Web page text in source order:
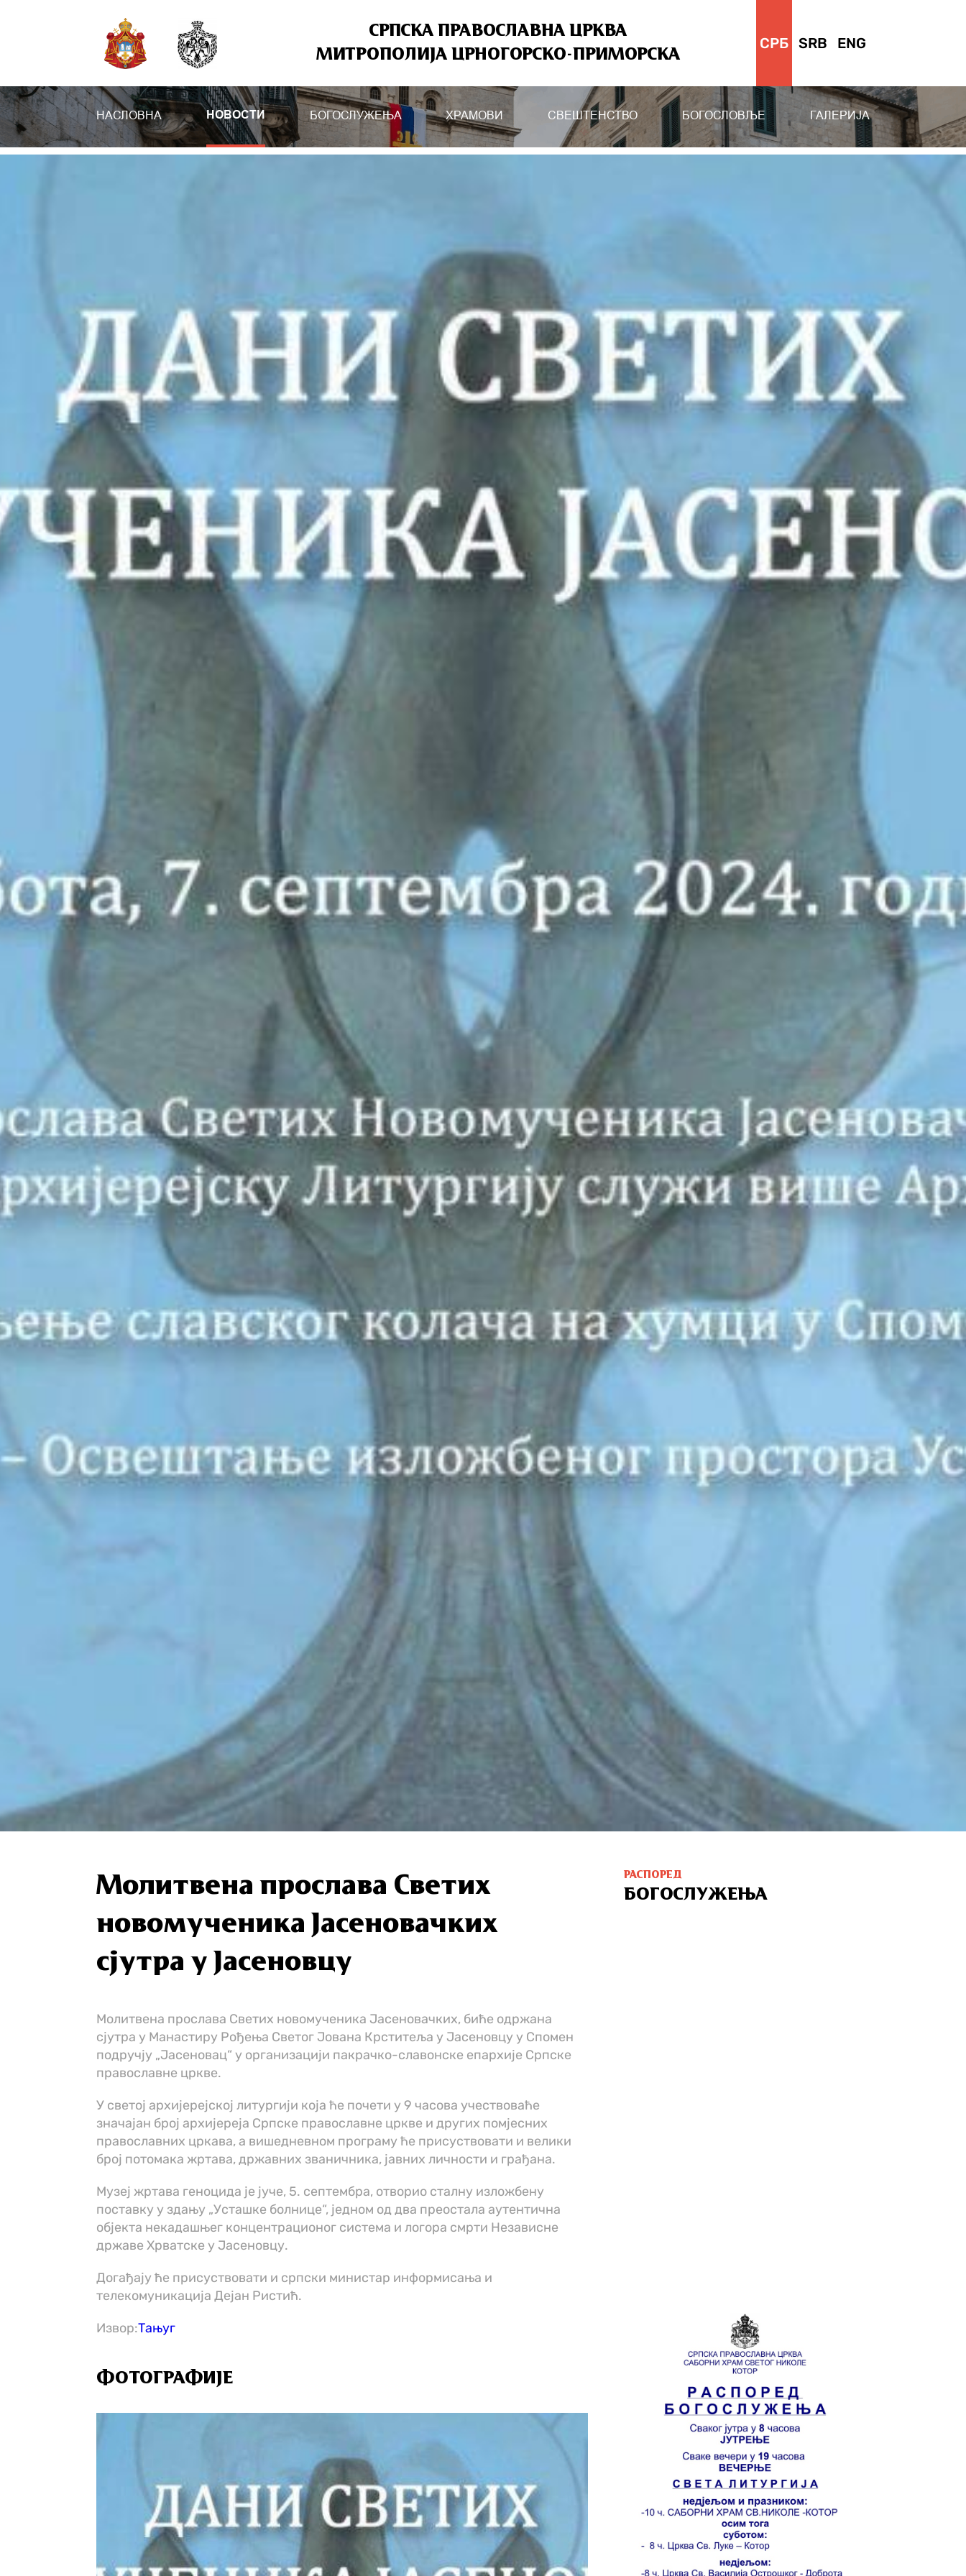
СРПСКА ПРАВОСЛАВНА ЦРКВА
МИТРОПОЛИЈА ЦРНОГОРСКО-ПРИМОРСКА
СРБ SRB ENG
НАСЛОВНА НОВОСТИ БОГОСЛУЖЕЊА ХРАМОВИ СВЕШТЕНСТВО БОГОСЛОВЉЕ ГАЛЕРИЈА
Молитвена прослава Светих
новомученика Јасеновачких
сјутра у Јасеновцу
Молитвена прослава Светих новомученика Јасеновачких, биће одржана
сјутра у Манастиру Рођења Светог Јована Крститеља у Јасеновцу у Спомен
подручју „Јасеновац“ у организацији пакрачко-славонске епархије Српске
православне цркве.
У светој архијерејској литургији која ће почети у 9 часова учествоваће
значајан број архијереја Српске православне цркве и других помјесних
православних цркава, а вишедневном програму ће присуствовати и велики
број потомака жртава, државних званичника, јавних личности и грађана.
Музеј жртава геноцида је јуче, 5. септембра, отворио сталну изложбену
поставку у здању „Усташке болнице“, једном од два преостала аутентична
објекта некадашњег концентрационог система и логора смрти Независне
државе Хрватске у Јасеновцу.
Догађају ће присуствовати и српски министар информисања и
телекомуникација Дејан Ристић.
Извор:Тањуг
ФОТОГРАФИЈЕ
РАСПОРЕД
БОГОСЛУЖЕЊА